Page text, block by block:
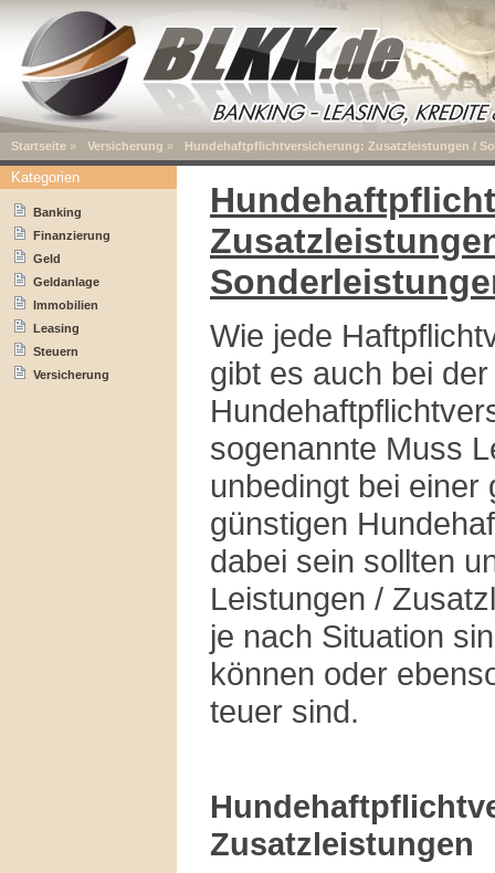
Startseite » Versicherung » Hundehaftpflichtversicherung: Zusatzleistungen /
Wie jede
gibt es auch bei der
sogenannte Muss
unbedingt bei einer
günstigen
dabei sein sollten
Leistungen /
je nach Situation
können oder
teuer sind.
Zusatzleistungen
Kategorien
Banking
Finanzierung
Geld
Geldanlage
Immobilien
Leasing
Steuern
Versicherung